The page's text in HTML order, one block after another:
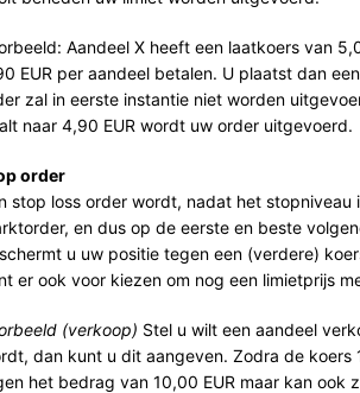
Aandeel X heeft een laatkoers van
EUR per aandeel betalen. U plaatst dan
zal in eerste instantie niet worden
naar 4,90 EUR wordt uw order uitgevoerd.
order
stop loss order wordt, nadat het
en dus op de eerste en beste
u uw positie tegen een (verdere)
er ook voor kiezen om nog een limietprijs
(verkoop) Stel u wilt een aandeel
dan kunt u dit aangeven. Zodra de
het bedrag van 10,00 EUR maar kan ook